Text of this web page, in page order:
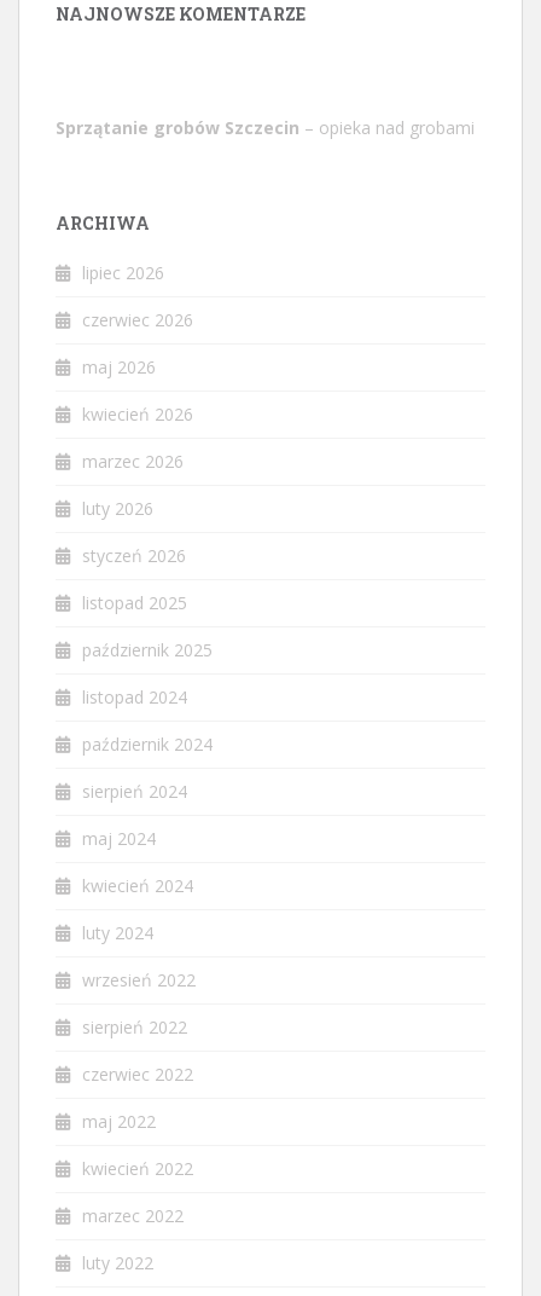
NAJNOWSZE KOMENTARZE
Sprzątanie grobów Szczecin – opieka nad grobami
ARCHIWA
lipiec 2026
czerwiec 2026
maj 2026
kwiecień 2026
marzec 2026
luty 2026
styczeń 2026
listopad 2025
październik 2025
listopad 2024
październik 2024
sierpień 2024
maj 2024
kwiecień 2024
luty 2024
wrzesień 2022
sierpień 2022
czerwiec 2022
maj 2022
kwiecień 2022
marzec 2022
luty 2022